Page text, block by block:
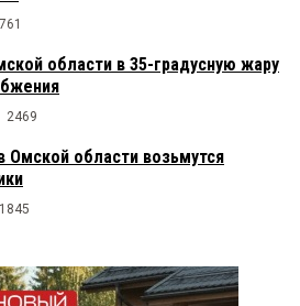
области в 35-градусную жару
2469
Омской области возьмутся
1845